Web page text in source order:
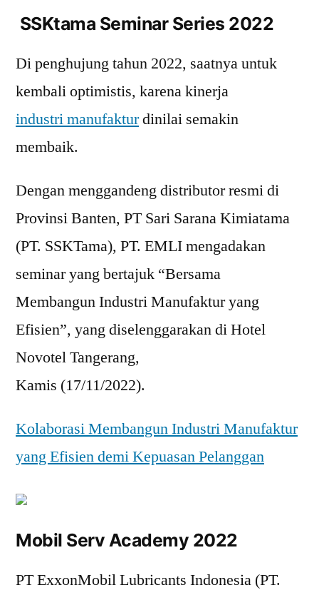
SSKtama Seminar Series 2022
Di penghujung tahun 2022, saatnya untuk
kembali optimistis, karena kinerja
industri manufakturdinilai semakin
membaik.
Dengan menggandeng distributor resmi di
Provinsi Banten, PT Sari Sarana Kimiatama
(PT. SSKTama), PT. EMLI mengadakan
seminar yang bertajuk “Bersama
Membangun Industri Manufaktur yang
Efisien”, yang diselenggarakan di Hotel
Novotel Tangerang,
Kamis (17/11/2022).
Kolaborasi Membangun Industri Manufaktur
yang Efisien demi Kepuasan Pelanggan
Mobil Serv Academy 2022
PT ExxonMobil Lubricants Indonesia (PT.